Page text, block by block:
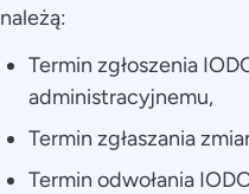
należą:
Termin zgłoszenia
administracyjnemu,
Termin zgłaszania
Termin odwołania